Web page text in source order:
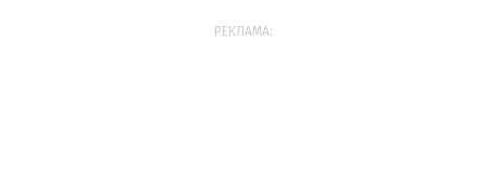
РЕКЛАМА: